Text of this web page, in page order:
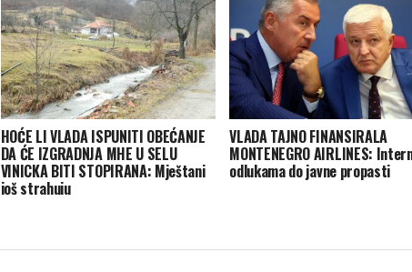
HOĆE LI VLADA ISPUNITI OBEĆANJE
DA ĆE IZGRADNJA MHE U SELU
VINICKA BITI STOPIRANA: Mještani
još strahuju
VLADA TAJNO FINANSIRALA
MONTENEGRO AIRLINES:
odlukama do javne propasti